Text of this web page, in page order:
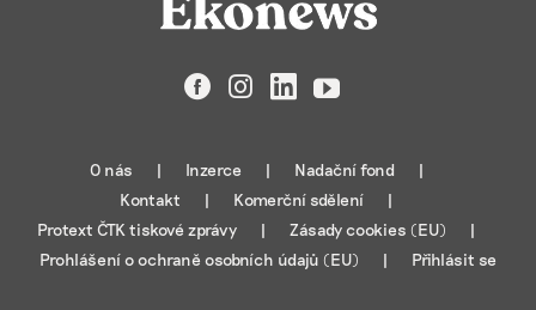
FacebookInstagramLinkedIn
YouTube
O nás Inzerce
Nadační fond
Kontakt
Komerční sdělení
Protext ČTK tiskové zprávy
Zásady cookies (EU)
Prohlášení o ochraně osobních údajů (EU)
Přihlásit se